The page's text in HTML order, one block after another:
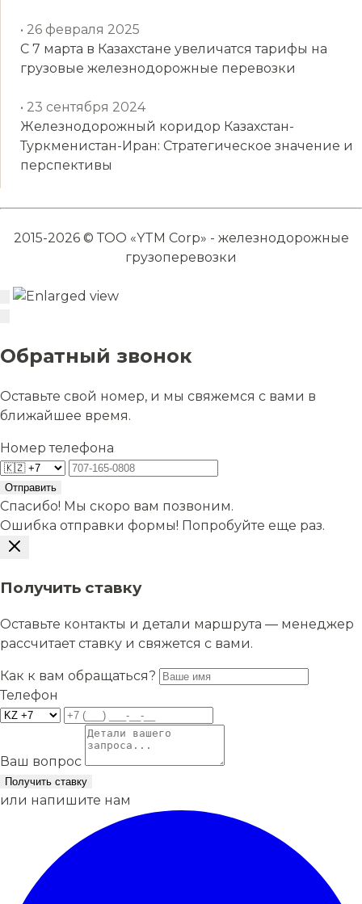
• 26 февраля 2025
С 7 марта в Казахстане увеличатся тарифы на
грузовые железнодорожные перевозки
• 23 сентября 2024
Железнодорожный коридор Казахстан-
Туркменистан-Иран: Стратегическое значение и
перспективы
2015-2026 © ТОО «YTM Corp» - железнодорожные
грузоперевозки
Обратный звонок
Оставьте свой номер, и мы свяжемся с вами в
ближайшее время.
Номер телефона
Отправить
Спасибо! Мы скоро вам позвоним.
Ошибка отправки формы! Попробуйте еще раз.
Получить ставку
Оставьте контакты и детали маршрута — менеджер
рассчитает ставку и свяжется с вами.
Как к вам обращаться?
Телефон
Ваш вопрос
Получить ставку
или напишите нам